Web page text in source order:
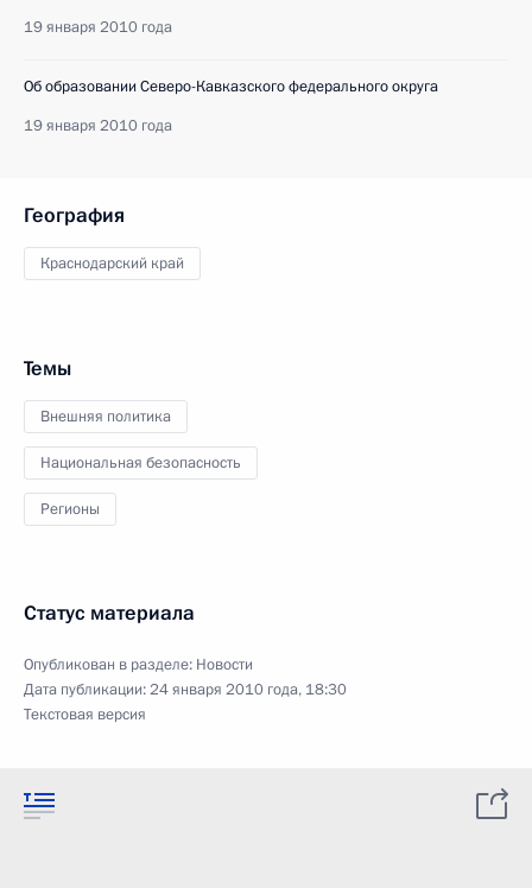
19 января 2010 года
Об образовании Северо-Кавказского федерального округа
19 января 2010 года
География
Краснодарский край
Темы
Внешняя политика
Национальная безопасность
Регионы
Статус материала
Опубликован в разделе: Новости
Дата публикации:24 января 2010 года, 18:30
Текстовая версия